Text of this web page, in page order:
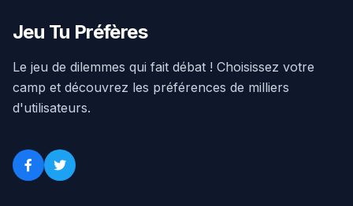
Jeu Tu Préfères
Le jeu de dilemmes qui fait débat ! Choisissez votre
camp et découvrez les préférences de milliers
d'utilisateurs.